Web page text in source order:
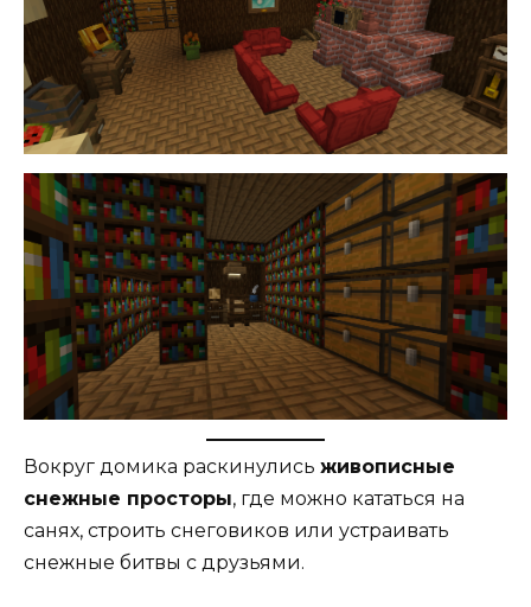
Вокруг домика раскинулись живописные
снежные просторы, где можно кататься на
санях, строить снеговиков или устраивать
снежные битвы с друзьями.